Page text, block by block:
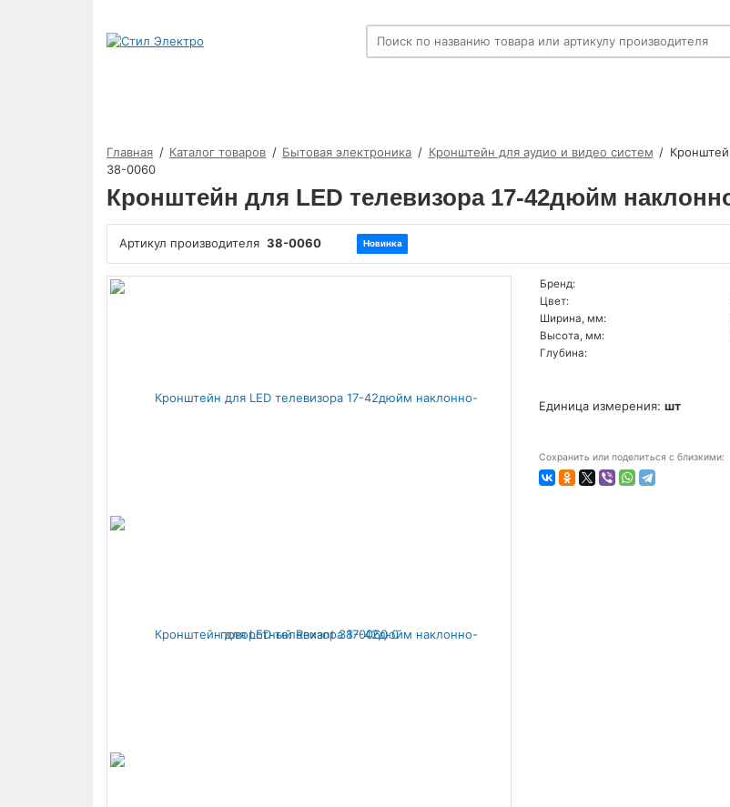
Главная Каталог товаров Бытовая электроника Кронштейн для аудио и видео систем
38-0060
Кронштейн для LED телевизора 17-42дюйм
Артикул производителя 38-0060 Новинка
Бренд:
Цвет:
Ширина, мм:
Высота, мм:
Глубина:
Единица измерения: шт
Сохранить или поделиться с близкими: